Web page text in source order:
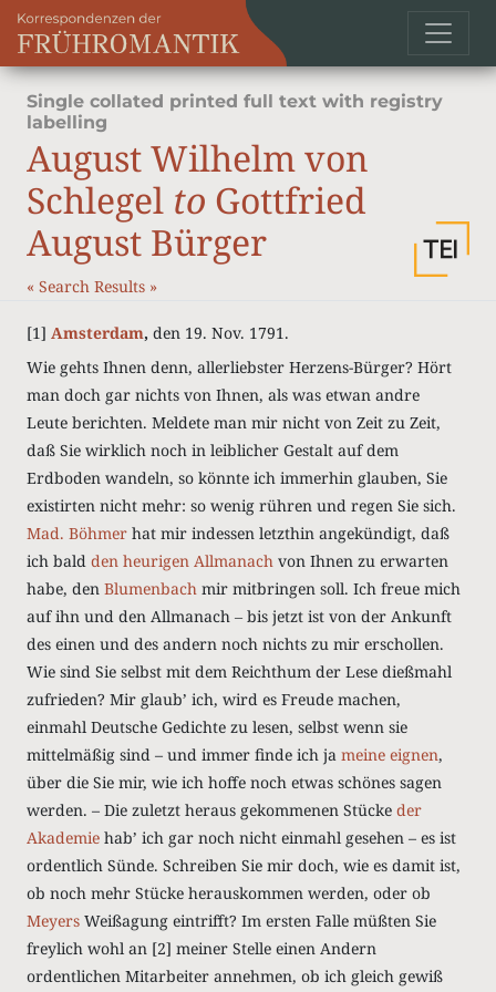
Single collated printed full text with registry
labelling
August Wilhelm von
Schlegel to Gottfried
August Bürger
« Search Results »
[1] Amsterdam, den 19. Nov. 1791.
Wie gehts Ihnen denn, allerliebster Herzens-Bürger? Hört
man doch gar nichts von Ihnen, als was etwan andre
Leute berichten. Meldete man mir nicht von Zeit zu Zeit,
daß Sie wirklich noch in leiblicher Gestalt auf dem
Erdboden wandeln, so könnte ich immerhin glauben, Sie
existirten nicht mehr: so wenig rühren und regen Sie sich.
Mad. Böhmer hat mir indessen letzthin angekündigt, daß
ich bald den heurigen Allmanach von Ihnen zu erwarten
habe, den Blumenbach mir mitbringen soll. Ich freue mich
auf ihn und den Allmanach ‒ bis jetzt ist von der Ankunft
des einen und des andern noch nichts zu mir erschollen.
Wie sind Sie selbst mit dem Reichthum der Lese dießmahl
zufrieden? Mir glaubʼ ich, wird es Freude machen,
einmahl Deutsche Gedichte zu lesen, selbst wenn sie
mittelmäßig sind – und immer finde ich ja meine eignen,
über die Sie mir, wie ich hoffe noch etwas schönes sagen
werden. – Die zuletzt heraus gekommenen Stücke der
Akademie habʼ ich gar noch nicht einmahl gesehen – es ist
ordentlich Sünde. Schreiben Sie mir doch, wie es damit ist,
ob noch mehr Stücke herauskommen werden, oder ob
Meyers Weißagung eintrifft? Im ersten Falle müßten Sie
freylich wohl an [2] meiner Stelle einen Andern
ordentlichen Mitarbeiter annehmen, ob ich gleich gewiß